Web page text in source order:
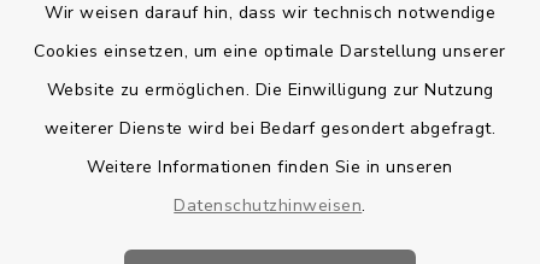
Wir weisen darauf hin, dass wir technisch notwendige
Cookies einsetzen, um eine optimale Darstellung unserer
Website zu ermöglichen. Die Einwilligung zur Nutzung
weiterer Dienste wird bei Bedarf gesondert abgefragt.
Weitere Informationen finden Sie in unseren
Datenschutzhinweisen.
Bankverbindung
Barrierefreiheit